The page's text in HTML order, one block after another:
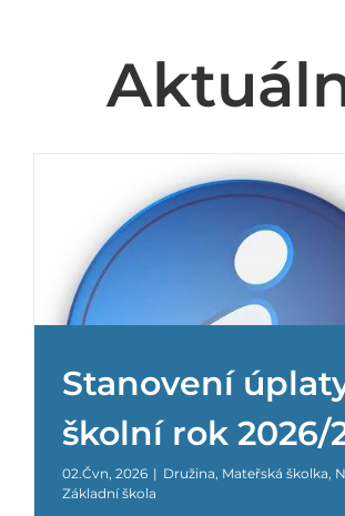
Stanovení
školní rok 2026/
02.Čvn, 2026 | Družina, Mateřská školka,
Základní škola